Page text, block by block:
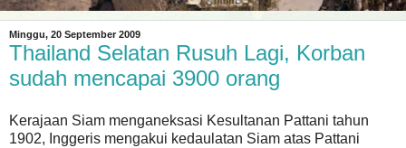
Minggu, 20 September 2009
Thailand Selatan Rusuh Lagi, Korban
sudah mencapai 3900 orang
Kerajaan Siam menganeksasi Kesultanan Pattani tahun
1902, Inggeris mengakui kedaulatan Siam atas Pattani